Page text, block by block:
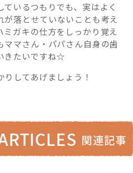
ているつもりでも、実はよく
が落とせていないことも考え
ミガキの仕方をしっかり覚え
ママさん・パパさん自身の歯
きたいですね☆
してあげましょう！
関連記事